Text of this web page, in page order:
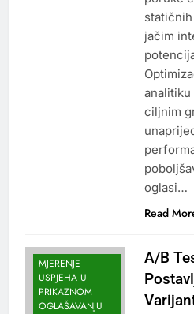
jačim
analitiku
ciljnim
oglasi…
Read
MJERENJE
USPJEHA U
PRIKAZNOM
OGLAŠAVANJU
A/B